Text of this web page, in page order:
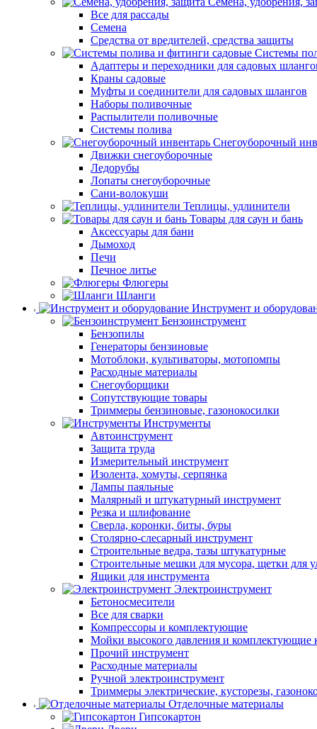
Все для рассады
Семена
Средства от вредителей, средства защиты
Системы
Адаптеры и переходники для садовых
Краны садовые
Муфты и соединители для садовых шлангов
Наборы поливочные
Распылители поливочные
Системы полива
Снегоуборочный
Движки снегоуборочные
Ледорубы
Лопаты снегоуборочные
Сани-волокуши
Теплицы, удлинители
Товары для саун и бань
Аксессуары для бани
Дымоход
Печи
Печное литье
Флюгеры
Шланги
Инструмент и
Бензоинструмент
Бензопилы
Генераторы бензиновые
Мотоблоки, культиваторы, мотопомпы
Расходные материалы
Снегоуборщики
Сопутствующие товары
Триммеры бензиновые, газонокосилки
Инструменты
Автоинструмент
Защита труда
Измерительный инструмент
Изолента, хомуты, серпянка
Лампы паяльные
Малярный и штукатурный инструмент
Резка и шлифование
Сверла, коронки, биты, буры
Столярно-слесарный инструмент
Строительные ведра, тазы штукатурные
Строительные мешки для мусора, щетки для
Ящики для инструмента
Электроинструмент
Бетоносмесители
Все для сварки
Компрессоры и комплектующие
Мойки высокого давления и комплектующие
Прочий инструмент
Расходные материалы
Ручной электроинструмент
Триммеры электрические, кусторезы,
Отделочные материалы
Гипсокартон